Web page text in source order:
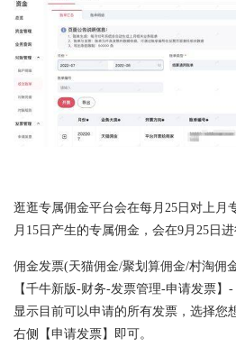
逛逛专属佣金平台会在每月25日对上月
月15日产生的专属佣金，会在9月25日进
佣金发票(天猫佣金/聚划算佣金/村淘佣
【千牛新版-财务-发票管理-申请发票
显示目前可以申请的所有发票，选择您
右侧【申请发票】即可。